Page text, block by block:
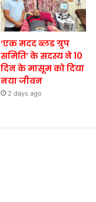
‘एक मदद ब्लड ग्रुप
समिति’ के सदस्य ने 10
दिन के मासूम को दिया
नया जीवन
2 days ago